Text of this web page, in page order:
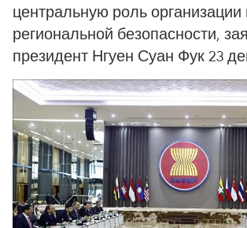
центральную роль организации
региональной безопасности,
президент Нгуен Суан Фук 23